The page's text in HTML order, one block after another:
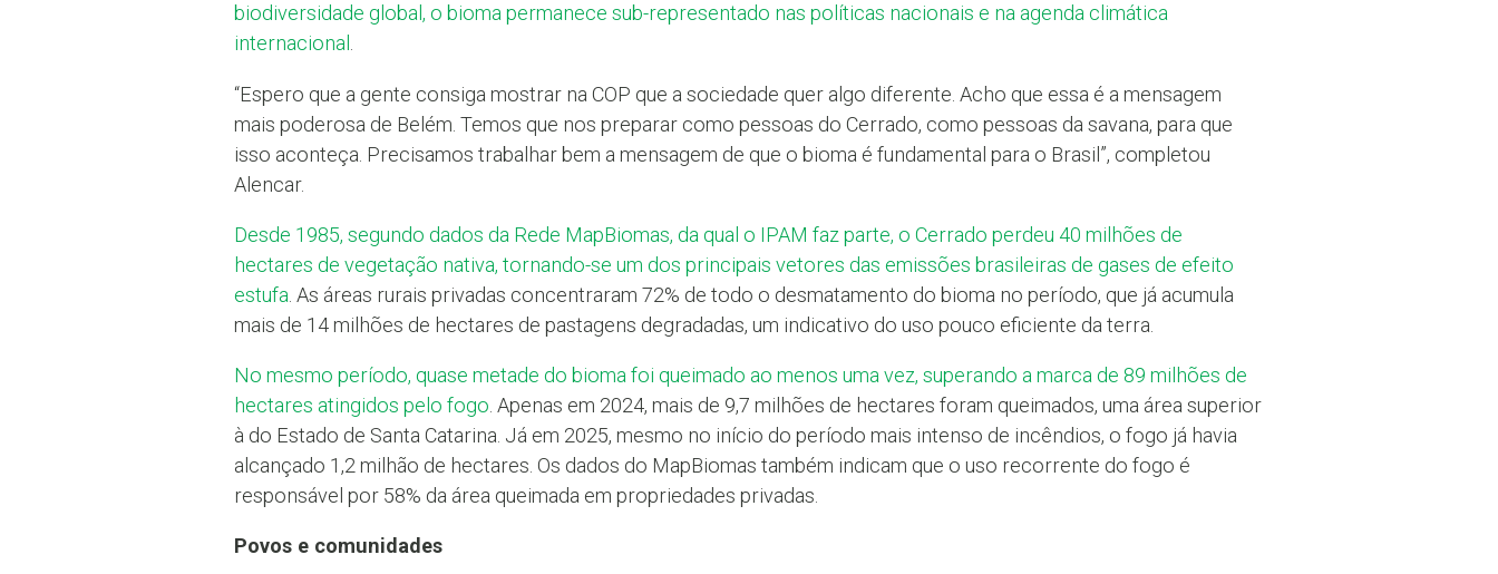
biodiversidade global, o bioma permanece sub-representado nas políticas nacionais e na agenda climática
internacional .
“Espero que a gente consiga mostrar na COP que a sociedade quer algo diferente. Acho que essa é a mensagem
mais poderosa de Belém. Temos que nos preparar como pessoas do Cerrado, como pessoas da savana, para que
isso aconteça. Precisamos trabalhar bem a mensagem de que o bioma é fundamental para o Brasil”, completou
Alencar.
Desde 1985, segundo dados da Rede MapBiomas, da qual o IPAM faz parte, o Cerrado perdeu 40 milhões de
hectares de vegetação nativa, tornando-se um dos principais vetores das emissões brasileiras de gases de efeito
estufa . As áreas rurais privadas concentraram 72% de todo o desmatamento do bioma no período, que já acumula
mais de 14 milhões de hectares de pastagens degradadas, um indicativo do uso pouco eficiente da terra.
No mesmo período, quase metade do bioma foi queimado ao menos uma vez, superando a marca de 89 milhões de
hectares atingidos pelo fogo . Apenas em 2024, mais de 9,7 milhões de hectares foram queimados, uma área superior
à do Estado de Santa Catarina. Já em 2025, mesmo no início do período mais intenso de incêndios, o fogo já havia
alcançado 1,2 milhão de hectares. Os dados do MapBiomas também indicam que o uso recorrente do fogo é
responsável por 58% da área queimada em propriedades privadas.
Povos e comunidades